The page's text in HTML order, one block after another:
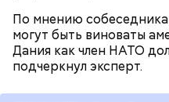
По мнению
могут быть виноваты
Дания как член НАТО
подчеркнул эксперт.
— Таких деревень
вообще отдельный
заметил он.